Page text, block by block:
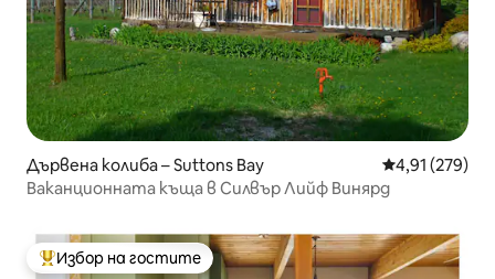
Дървена колиба – Suttons Bay Средна
4,91 (279)
Ваканционната къща в Силвър Лийф Винярд
Най-популярен избор на гостите
Избор на гостите